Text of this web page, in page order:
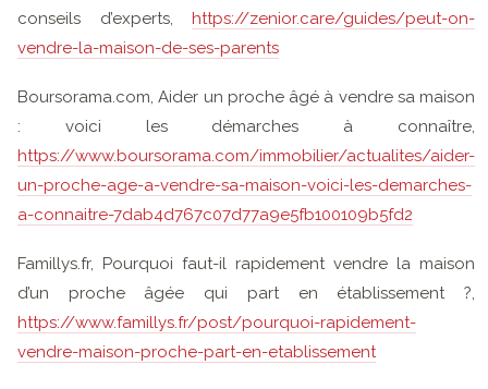
conseils d’experts, https://zenior.care/guides/peut-on-
vendre-la-maison-de-ses-parents
Boursorama.com, Aider un proche âgé à vendre sa maison
: voici les démarches à connaître,
https://www.boursorama.com/immobilier/actualites/aider-
un-proche-age-a-vendre-sa-maison-voici-les-demarches-
a-connaitre-7dab4d767c07d77a9e5fb100109b5fd2
Famillys.fr, Pourquoi faut-il rapidement vendre la maison
d’un proche âgée qui part en établissement ?,
https://www.famillys.fr/post/pourquoi-rapidement-
vendre-maison-proche-part-en-etablissement